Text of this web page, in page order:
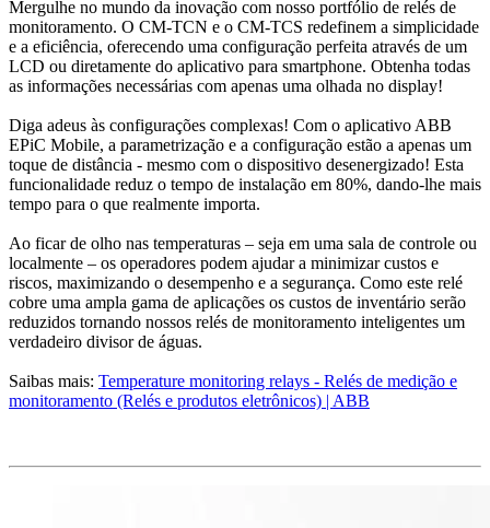
Mergulhe no mundo da inovação com nosso portfólio de relés de
monitoramento. O CM-TCN e o CM-TCS redefinem a simplicidade
e a eficiência, oferecendo uma configuração perfeita através de um
LCD ou diretamente do aplicativo para smartphone. Obtenha todas
as informações necessárias com apenas uma olhada no display!
Diga adeus às configurações complexas! Com o aplicativo ABB
EPiC Mobile, a parametrização e a configuração estão a apenas um
toque de distância - mesmo com o dispositivo desenergizado! Esta
funcionalidade reduz o tempo de instalação em 80%, dando-lhe mais
tempo para o que realmente importa.
Ao ficar de olho nas temperaturas – seja em uma sala de controle ou
localmente – os operadores podem ajudar a minimizar custos e
riscos, maximizando o desempenho e a segurança. Como este relé
cobre uma ampla gama de aplicações os custos de inventário serão
reduzidos tornando nossos relés de monitoramento inteligentes um
verdadeiro divisor de águas.
Saibas mais: Temperature monitoring relays - Relés de medição e
monitoramento (Relés e produtos eletrônicos) | ABB